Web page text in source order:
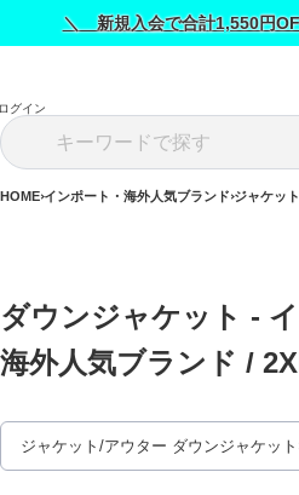
＼ 新規入会で合計1,550円
グイン
HOME インポート・海外人気ブランド ジャケッ
ダウンジャケット -
海外人気ブランド /
ジャケット/アウター ダウンジャケット